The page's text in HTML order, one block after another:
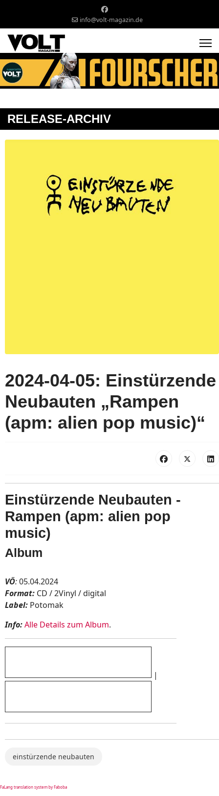
info@volt-magazin.de
RELEASE-ARCHIV
2024-04-05: Einstürzende
Neubauten „Rampen
(apm: alien pop music)“
Einstürzende Neubauten -
Rampen (apm: alien pop
music)
Album
VÖ:05.04.2024
Format: CD / 2Vinyl / digital
Label: Potomak
Info:Alle Details zum Album.
|
einstürzende neubauten
FaLang translation system by Faboba